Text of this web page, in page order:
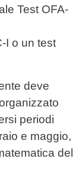
Test OFA-
I o un test
deve
periodi
e maggio,
del